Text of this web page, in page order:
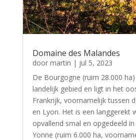
Domaine des Malandes
door martin | jul 5, 2023
De Bourgogne (ruim 28.000
landelijk gebied en ligt in het
Frankrijk, voornamelijk tussen
en Lyon. Het is een langgerekt
opvallend smal en opgedeeld
Yonne (ruim 6.000 ha,